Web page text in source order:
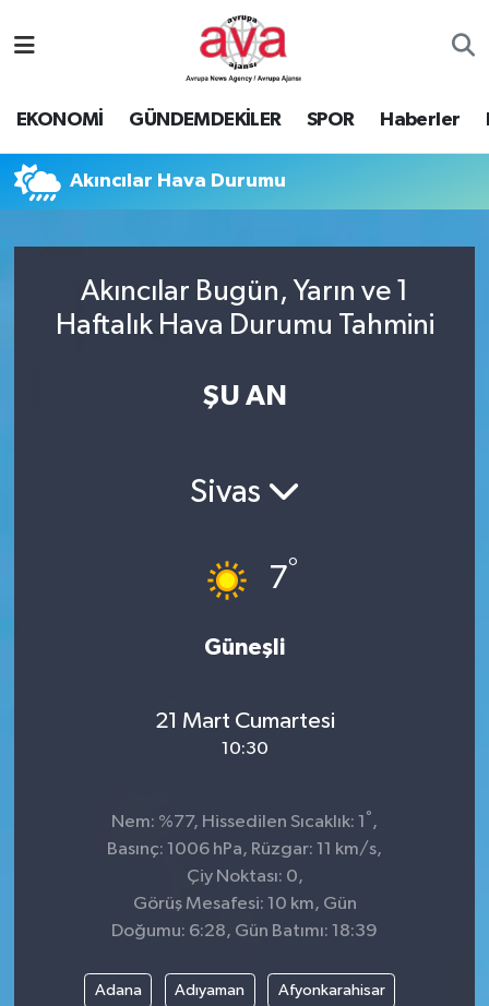
EKONOMİ GÜNDEMDEKİLER SPOR Haberler
Akıncılar Hava Durumu
Akıncılar Bugün, Yarın ve 1
Haftalık Hava Durumu Tahmini
ŞU AN
Sivas
7°
Güneşli
21 Mart Cumartesi
10:30
Nem: %77, Hissedilen Sıcaklık: 1 ° ,
Basınç: 1006 hPa, Rüzgar: 11 km/s,
Çiy Noktası: 0,
Görüş Mesafesi: 10 km, Gün
Doğumu: 6:28, Gün Batımı: 18:39
Adana Adıyaman Afyonkarahisar
Nöbetçi Eczaneler
Namaz Vakitleri
Trafik Durumu
Süper Lig Puan Durumu ve Fikstür